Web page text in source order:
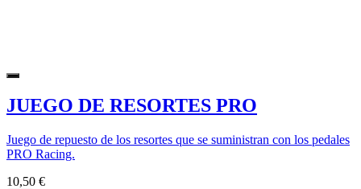
JUEGO DE RESORTES PRO
Juego de repuesto de los resortes que se suministran con los pedales
PRO Racing.
10,50 €